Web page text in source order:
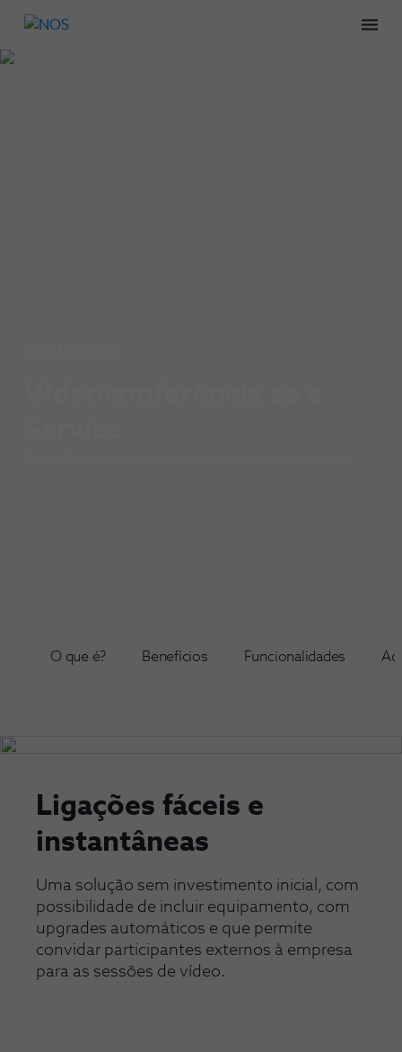
O que é? Benefícios Funcionalidades
Ligações fáceis e
instantâneas
Uma solução sem investimento inicial, com
possibilidade de incluir equipamento, com
upgrades automáticos e que permite
convidar participantes externos à empresa
para as sessões de vídeo.